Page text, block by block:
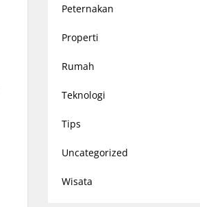
Peternakan
Properti
Rumah
Teknologi
Tips
Uncategorized
Wisata